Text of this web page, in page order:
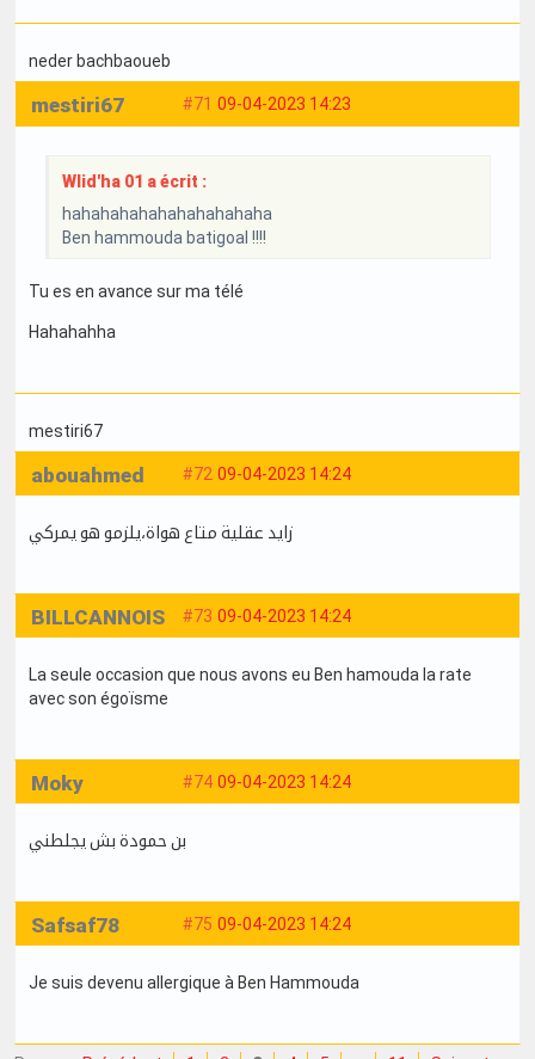
neder bachbaoueb
#71 09-04-2023 14:23
mestiri67
Wlid'ha 01 a écrit :
hahahahahahahahahahaha
Ben hammouda batigoal !!!!
Tu es en avance sur ma télé
Hahahahha
mestiri67
#72 09-04-2023 14:24
abouahmed
زايد عقلية متاع هواة،يلزمو هو يمركي
#73 09-04-2023 14:24
BILLCANNOIS
La seule occasion que nous avons eu Ben hamouda la rate
avec son égoïsme
#74 09-04-2023 14:24
Moky
بن حمودة بش يجلطني
#75 09-04-2023 14:24
Safsaf78
Je suis devenu allergique à Ben Hammouda